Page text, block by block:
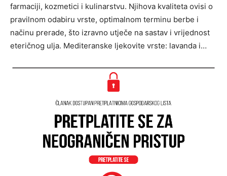
farmaciji, kozmetici i kulinarstvu. Njihova kvaliteta ovisi o
pravilnom odabiru vrste, optimalnom terminu berbe i
načinu prerade, što izravno utječe na sastav i vrijednost
eteričnog ulja. Mediteranske ljekovite vrste: lavanda i…